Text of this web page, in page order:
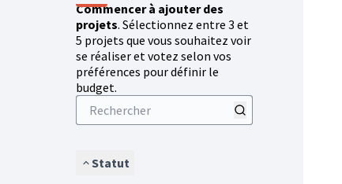
Commencer à ajouter des
projets. Sélectionnez entre 3 et
5 projets que vous souhaitez voir
se réaliser et votez selon vos
préférences pour définir le
budget.
Statut